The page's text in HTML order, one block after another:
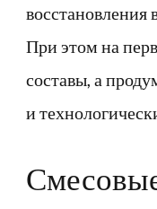
восстановления
При этом на
составы, а
и